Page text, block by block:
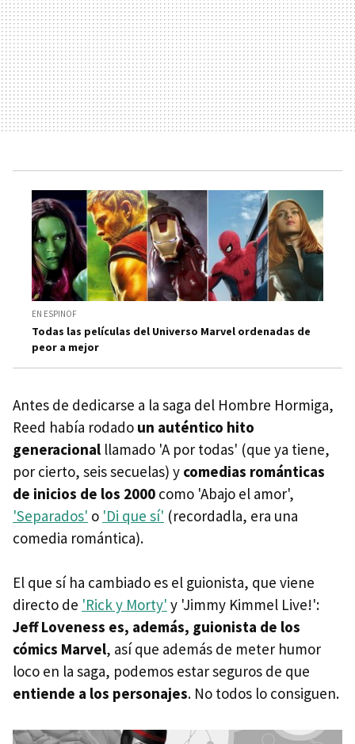
EN ESPINOF
Todas las películas del Universo Marvel ordenadas de
peor a mejor
Antes de dedicarse a la saga del Hombre Hormiga,
Reed había rodado un auténtico hito
generacional llamado 'A por todas' (que ya tiene,
por cierto, seis secuelas) y comedias románticas
de inicios de los 2000 como 'Abajo el amor',
'Separados' o 'Di que sí' (recordadla, era una
comedia romántica).
El que sí ha cambiado es el guionista, que viene
directo de 'Rick y Morty' y 'Jimmy Kimmel Live!':
Jeff Loveness es, además, guionista de los
cómics Marvel, así que además de meter humor
loco en la saga, podemos estar seguros de que
entiende a los personajes. No todos lo consiguen.